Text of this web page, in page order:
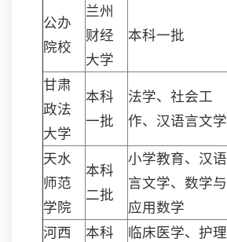
公办
院校
兰州
财经
大学
本科一批
甘肃
政法
大学
本科
一批
法学、社会工
作、汉语言文学
天水
师范
学院
本科
二批
小学教育、汉语
言文学、数学与
应用数学
河西
本科 临床医学、护理